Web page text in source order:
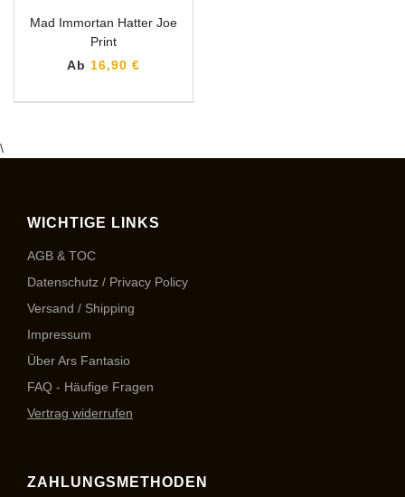
Mad Immortan Hatter Joe
Print
Ab 16,90 €
\
WICHTIGE LINKS
AGB & TOC
Datenschutz / Privacy Policy
Versand / Shipping
Impressum
Über Ars Fantasio
FAQ - Häufige Fragen
Vertrag widerrufen
ZAHLUNGSMETHODEN